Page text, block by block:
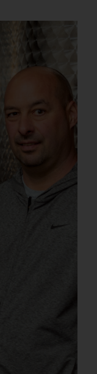
Vicus
la vallée de